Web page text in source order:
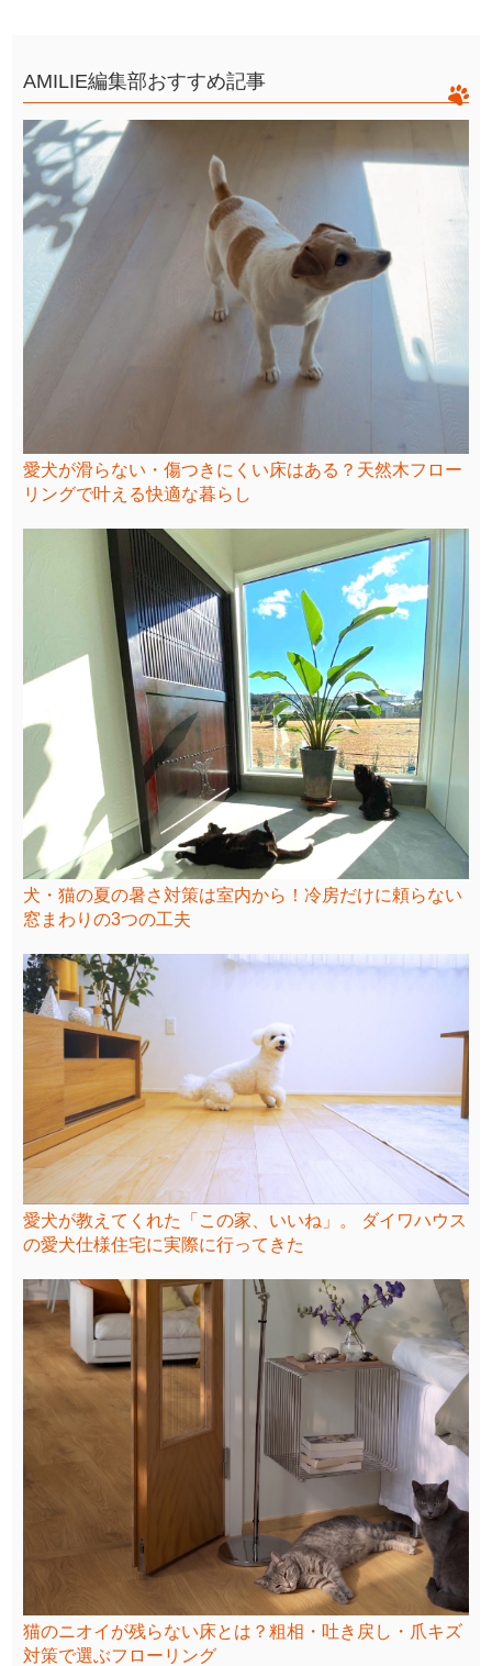
AMILIE編集部おすすめ記事
愛犬が滑らない・傷つきにくい床はある？天然木フロー
リングで叶える快適な暮らし
犬・猫の夏の暑さ対策は室内から！冷房だけに頼らない
窓まわりの3つの工夫
愛犬が教えてくれた「この家、いいね」。 ダイワハウス
の愛犬仕様住宅に実際に行ってきた
猫のニオイが残らない床とは？粗相・吐き戻し・爪キズ
対策で選ぶフローリング